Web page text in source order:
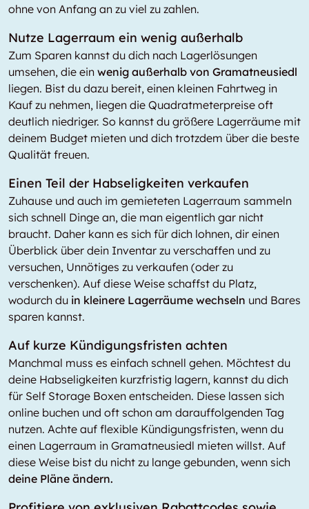
ohne von Anfang an zu viel zu zahlen.
Nutze Lagerraum ein wenig außerhalb
Zum Sparen kannst du dich nach Lagerlösungen
umsehen, die ein wenig außerhalb von Gramatneusiedl
liegen. Bist du dazu bereit, einen kleinen Fahrtweg in
Kauf zu nehmen, liegen die Quadratmeterpreise oft
deutlich niedriger. So kannst du größere Lagerräume mit
deinem Budget mieten und dich trotzdem über die beste
Qualität freuen.
Einen Teil der Habseligkeiten verkaufen
Zuhause und auch im gemieteten Lagerraum sammeln
sich schnell Dinge an, die man eigentlich gar nicht
braucht. Daher kann es sich für dich lohnen, dir einen
Überblick über dein Inventar zu verschaffen und zu
versuchen, Unnötiges zu verkaufen (oder zu
verschenken). Auf diese Weise schaffst du Platz,
wodurch du in kleinere Lagerräume wechseln und Bares
sparen kannst.
Auf kurze Kündigungsfristen achten
Manchmal muss es einfach schnell gehen. Möchtest du
deine Habseligkeiten kurzfristig lagern, kannst du dich
für Self Storage Boxen entscheiden. Diese lassen sich
online buchen und oft schon am darauffolgenden Tag
nutzen. Achte auf flexible Kündigungsfristen, wenn du
einen Lagerraum in Gramatneusiedl mieten willst. Auf
diese Weise bist du nicht zu lange gebunden, wenn sich
deine Pläne ändern.